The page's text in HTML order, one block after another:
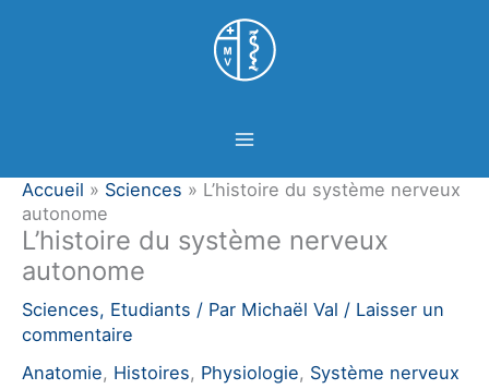
Accueil » Sciences » L’histoire du système nerveux
autonome
L’histoire du système nerveux
autonome
Sciences, Etudiants / Par Michaël Val / Laisser un
commentaire
Anatomie, Histoires, Physiologie, Système nerveux
Panneau de gestion des cookies